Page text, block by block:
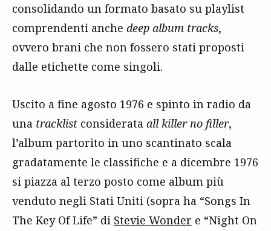
consolidando un formato basato su playlist
comprendenti anche deep album tracks,
ovvero brani che non fossero stati proposti
dalle etichette come singoli.
Uscito a fine agosto 1976 e spinto in radio da
una tracklist considerata all killer no filler,
l’album partorito in uno scantinato scala
gradatamente le classifiche e a dicembre 1976
si piazza al terzo posto come album più
venduto negli Stati Uniti (sopra ha “Songs In
The Key Of Life” di Stevie Wonder e “Night On